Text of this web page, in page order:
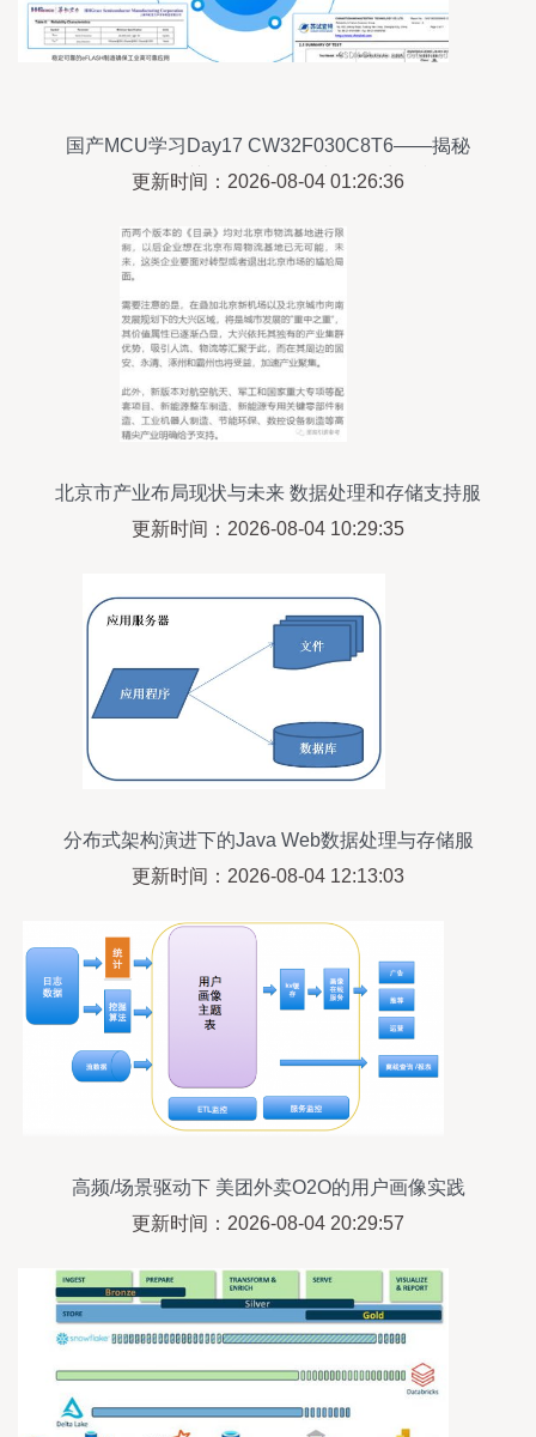
国产MCU学习Day17 CW32F030C8T6——揭秘
Flash存储器的关键操作与优化与数据处理和存储
更新时间：2026-08-04 01:26:36
北京市产业布局现状与未来 数据处理和存储支持服
务的驱动作用
更新时间：2026-08-04 10:29:35
分布式架构演进下的Java Web数据处理与存储服
务探析
更新时间：2026-08-04 12:13:03
高频/场景驱动下 美团外卖O2O的用户画像实践
更新时间：2026-08-04 20:29:57